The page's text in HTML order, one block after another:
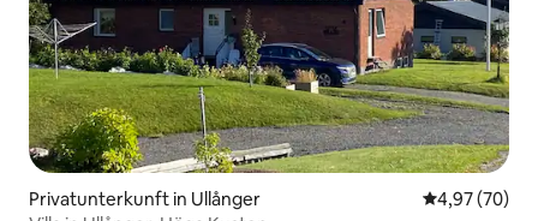
Privatunterkunft in Ullånger
4,97 (70)